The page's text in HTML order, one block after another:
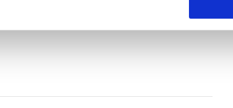
i denne hverdagen. Begge parter ønsker å
verktøy for tilstedeværelse, utvikling,